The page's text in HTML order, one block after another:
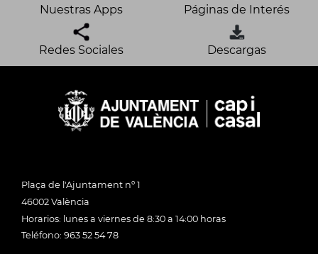
Nuestras Apps Páginas de Interés
Redes Sociales Descargas
Plaça de l'Ajuntament nº 1
46002 València
Horarios: lunes a viernes de 8:30 a 14:00 horas
Teléfono: 963 52 54 78